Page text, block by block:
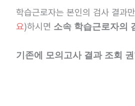
학습근로자는 본인의 검사 결과
요)하시면 소속 학습근로자의
기존에 모의고사 결과 조회